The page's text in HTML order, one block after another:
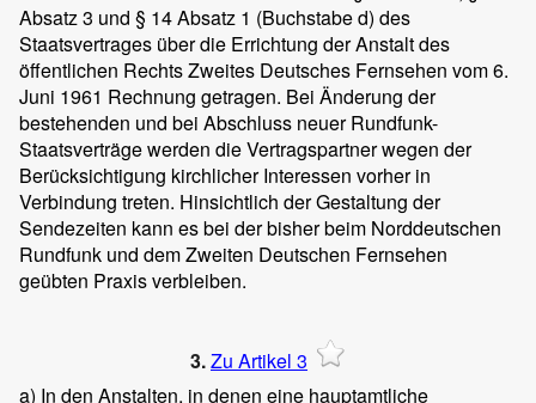
Absatz 3 und § 14 Absatz 1 (Buchstabe d) des
Staatsvertrages über die Errichtung der Anstalt des
öffentlichen Rechts Zweites Deutsches Fernsehen vom 6.
Juni 1961 Rechnung getragen. Bei Änderung der
bestehenden und bei Abschluss neuer Rundfunk-
Staatsverträge werden die Vertragspartner wegen der
Berücksichtigung kirchlicher Interessen vorher in
Verbindung treten. Hinsichtlich der Gestaltung der
Sendezeiten kann es bei der bisher beim Norddeutschen
Rundfunk und dem Zweiten Deutschen Fernsehen
geübten Praxis verbleiben.
3.Zu Artikel 3
a) In den Anstalten, in denen eine hauptamtliche